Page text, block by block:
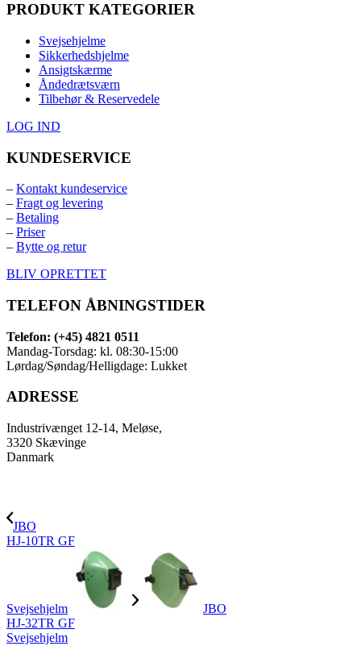
PRODUKT KATEGORIER
Svejsehjelme
Sikkerhedshjelme
Ansigtskærme
Åndedrætsværn
Tilbehør & Reservedele
LOG IND
KUNDESERVICE
– Kontakt kundeservice
– Fragt og levering
– Betaling
– Priser
– Bytte og retur
BLIV OPRETTET
TELEFON ÅBNINGSTIDER
Telefon: (+45) 4821 0511
Mandag-Torsdag: kl. 08:30-15:00
Lørdag/Søndag/Helligdage: Lukket
ADRESSE
Industrivænget 12-14, Meløse,
3320 Skævinge
Danmark
JBO
HJ-10TR GF
Svejsehjelm
JBO
HJ-32TR GF
Svejsehjelm